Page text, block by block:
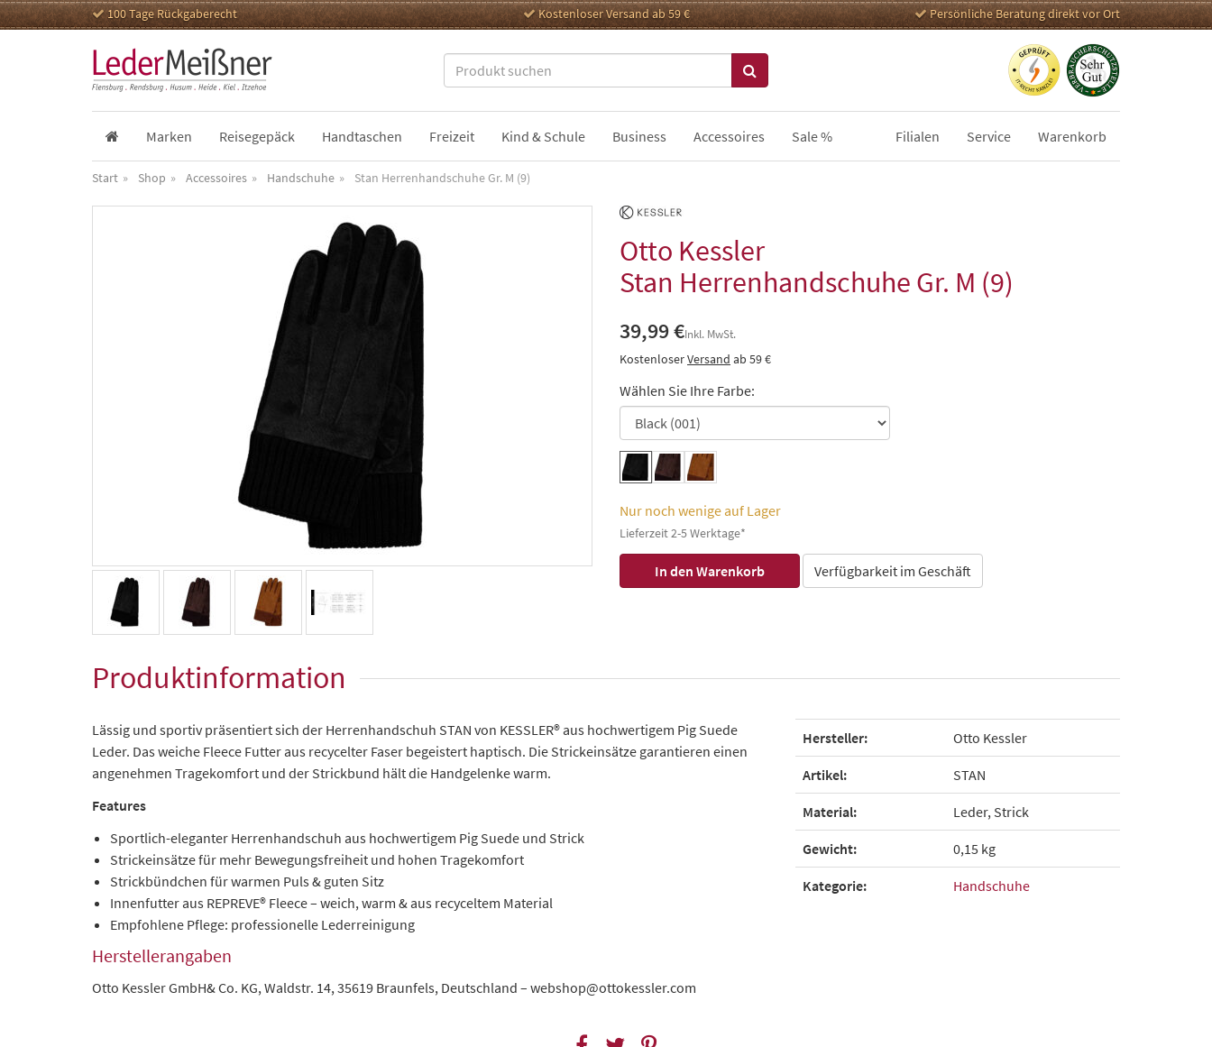
100 Tage Rückgaberecht Kostenloser Versand ab 59 € Persönliche Beratung direkt vor Ort
Marken Reisegepäck Handtaschen Freizeit Kind & Schule Business Accessoires Sale % Filialen Service Warenkorb
Start Shop Accessoires Handschuhe Stan Herrenhandschuhe Gr. M (9)
Otto Kessler
Stan Herrenhandschuhe Gr. M (9)
39,99 €Inkl. MwSt.
KostenloserVersand ab 59 €
Wählen Sie Ihre Farbe:
Nur noch wenige auf Lager
Lieferzeit 2-5 Werktage*
Verfügbarkeit im Geschäft
Produktinformation
Lässig und sportiv präsentiert sich der Herrenhandschuh STAN von KESSLER® aus hochwertigem Pig Suede
Leder. Das weiche Fleece Futter aus recycelter Faser begeistert haptisch. Die Strickeinsätze garantieren einen
angenehmen Tragekomfort und der Strickbund hält die Handgelenke warm.
Features
Sportlich-eleganter Herrenhandschuh aus hochwertigem Pig Suede und Strick
Strickeinsätze für mehr Bewegungsfreiheit und hohen Tragekomfort
Strickbündchen für warmen Puls & guten Sitz
Innenfutter aus REPREVE® Fleece – weich, warm & aus recyceltem Material
Empfohlene Pflege: professionelle Lederreinigung
Herstellerangaben
Otto Kessler GmbH& Co. KG, Waldstr. 14, 35619 Braunfels, Deutschland – webshop@ottokessler.com
Hersteller: Otto Kessler
Artikel: STAN
Material: Leder, Strick
Gewicht: 0,15 kg
Kategorie: Handschuhe